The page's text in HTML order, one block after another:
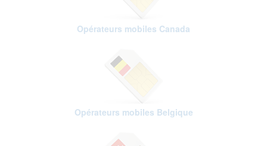
Opérateurs mobiles Canada
Opérateurs mobiles Belgique